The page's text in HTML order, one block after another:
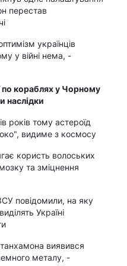
перестав
українців
у війні нема, -
по кораблях у Чорному
наслідки
років тому астероїд
видиме з космосу
користь волоських
та зміцнення
повідомили, на яку
Україні
виявився
металу, -